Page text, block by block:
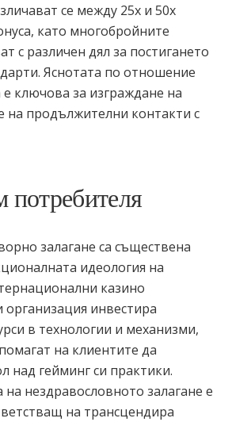
се между 25x и 50x
като многобройните
с различен дял за постигането
Яснотата по отношение
е ключова за изграждане на
на продължителни контакти с
залагане са съществена
идеология на
казино
инвестира
в технологии и механизми,
на клиентите да
над гейминг си практики.
нездравословното залагане е
на трансцендира